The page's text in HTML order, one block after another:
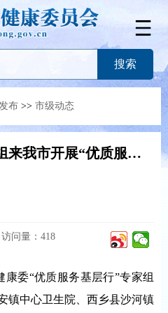
布 >> 市级动态
国家卫生健康委专家组来我市开展“优质服务基层行”活动现场一致性评价
访问量： 418
委“优质服务基层行”专家组
镇中心卫生院、西乡县沙河镇